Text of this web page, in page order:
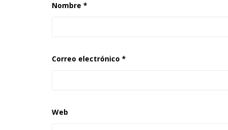
Nombre *
Correo electrónico *
Web